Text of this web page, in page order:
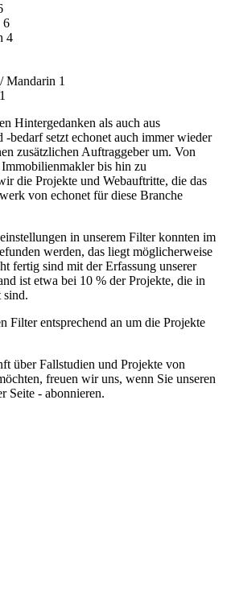
6
4
Mandarin 1
1
Hintergedanken als auch aus
bedarf setzt echonet auch immer wieder
zusätzlichen Auftraggeber um. Von
bis hin zu
die Projekte und Webauftritte, die das
von echonet für diese Branche
in unserem Filter konnten im
werden, das liegt möglicherweise
fertig sind mit der Erfassung unserer
ist etwa bei 10 % der Projekte, die in
sind.
Filter entsprechend an um die Projekte
über Fallstudien und Projekte von
freuen wir uns, wenn Sie unseren
Seite - abonnieren.